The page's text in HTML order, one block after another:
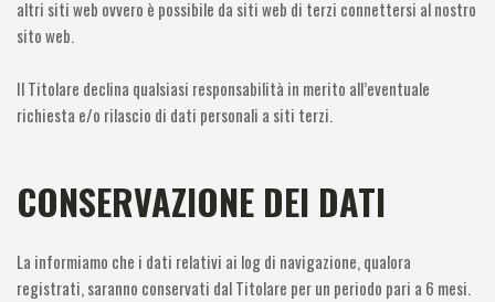
altri siti web ovvero è possibile da siti web di terzi connettersi al nostro
sito web.
Il Titolare declina qualsiasi responsabilità in merito all’eventuale
richiesta e/o rilascio di dati personali a siti terzi.
CONSERVAZIONE DEI DATI
La informiamo che i dati relativi ai log di navigazione, qualora
registrati, saranno conservati dal Titolare per un periodo pari a 6 mesi.